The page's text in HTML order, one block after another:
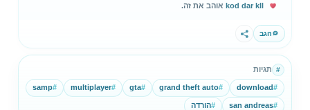
kod dar kll אוהב את זה.
הגב שתף
# תגיות
#
download
#
grand theft auto
#
gta
#
multiplayer
#
samp
#
san andreas
#הורדה